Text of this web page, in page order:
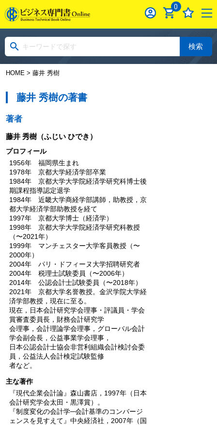
0
検索
HOME> 藤井 秀樹
藤井 秀樹の著書
著者
藤井 秀樹（ふじい ひでき）
プロフィール
1956年 福岡県生まれ
1978年 京都大学経済学部卒業
1984年 京都大学大学院経済学研究科博士後
期課程指導認定退学
1984年 近畿大学商経学部講師，助教授，京
都大学経済学部助教授を経て
1997年 京都大学博士（経済学）
1998年 京都大学大学院経済学研究科教授
（〜2021年）
1999年 マンチェスター大学客員教授（〜
2000年）
2004年 パリ・ドフィーヌ大学招聘研究者
2004年 税理士試験委員（〜2006年）
2014年 公認会計士試験委員（〜2018年）
2021年 京都大学名誉教授。金沢学院大学経
済学部教授，現在に至る。
現在，日本会計研究学会理事・評議員・学会
賞審査委員長，財務会計研究学
会理事，会計理論学会理事，グローバル会計
学会副会長，公益事業学会理事，
日本公認会計士協会非営利組織会計検討会委
員，公益法人会計検定試験監修
者など。
主な著作
『現代企業会計論』森山書店，1997年（日本
会計研究学会太田・黒澤賞）。
『制度変化の会計学─会計基準のコンバージ
ェンスを見すえて』中央経済社，2007年（国